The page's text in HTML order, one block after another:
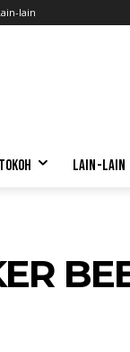
lain
TOKOH LAIN-LAIN